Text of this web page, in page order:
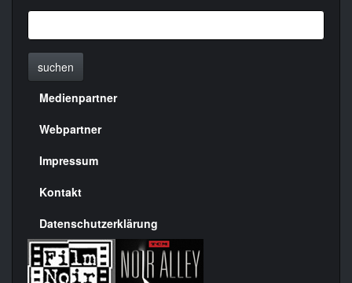
suchen
Menülinks
rechte
Seite
Medienpartner
Webpartner
Impressum
Kontakt
Datenschutzerklärung